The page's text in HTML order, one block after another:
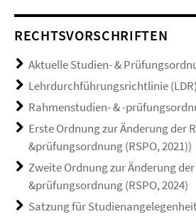
RECHTSVORSCHRIFTEN
Aktuelle Studien- &
Lehrdurchführungsrichtlinie
Rahmenstudien- & -
Erste Ordnung zur Änderung der
&prüfungsordnung (RSPO, 2021))
Zweite Ordnung zur Änderung
&prüfungsordnung (RSPO, 2024)
Satzung für